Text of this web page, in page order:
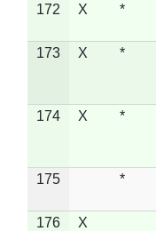
172 X *
173 X *
174 X *
175 *
176 X